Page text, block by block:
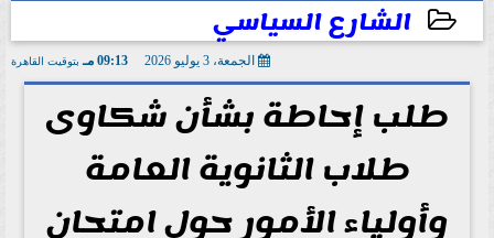
الشارع السياسي
الجمعة، 3 يوليو 2026 09:13 مـ بتوقيت القاهرة
طلب إحاطة بشأن شكاوى
طلاب الثانوية العامة
وأولياء الأمور حول امتحان